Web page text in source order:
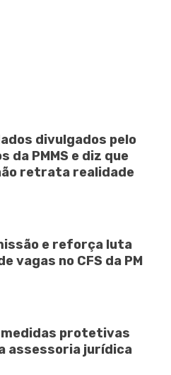
divulgados pelo
da PMMS e diz que
retrata realidade
e reforça luta
vagas no CFS da PM
protetivas
assessoria jurídica